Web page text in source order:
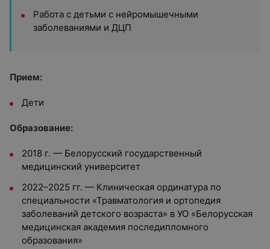
Работа с детьми с нейромышечными
заболеваниями и ДЦП
Прием:
Дети
Образование:
2018 г. — Белорусский государственный
медицинский университет
2022–2025 гг. — Клиническая ординатура по
специальности «Травматология и ортопедия
заболеваний детского возраста» в УО «Белорусская
медицинская академия последипломного
образования»